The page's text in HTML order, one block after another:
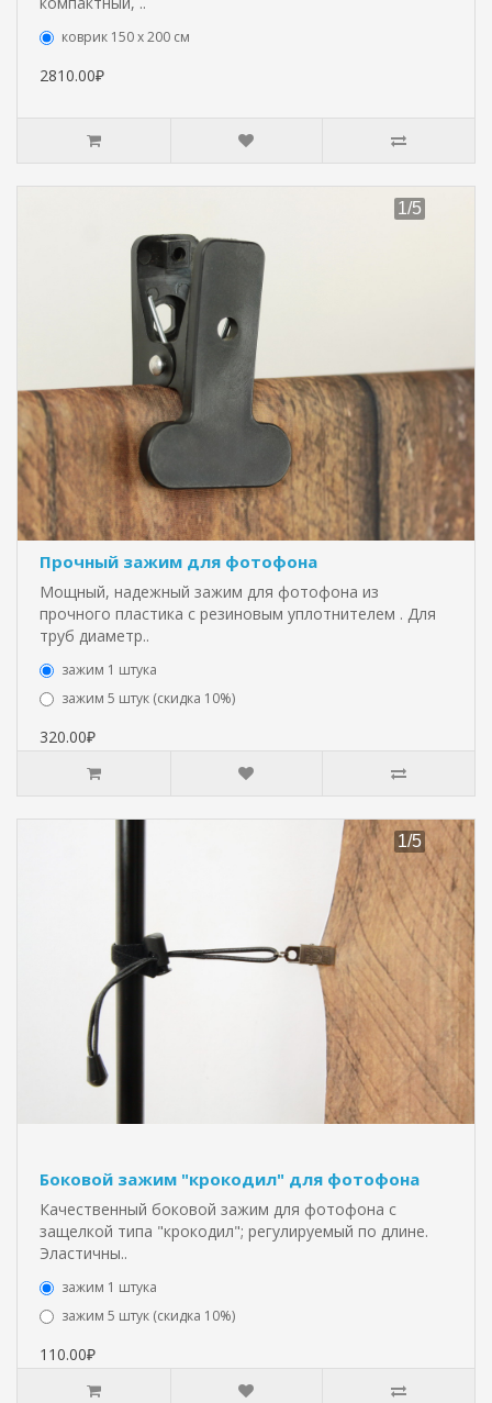
коврик 150 х 200 см
2810.00₽
Прочный зажим для фотофона
Мощный, надежный зажим для фотофона из
прочного пластика с резиновым уплотнителем . Для
труб диаметр..
зажим 1 штука
зажим 5 штук (скидка 10%)
320.00₽
Боковой зажим "крокодил" для фотофона
Качественный боковой зажим для фотофона с
защелкой типа "крокодил"; регулируемый по длине.
Эластичны..
зажим 1 штука
зажим 5 штук (скидка 10%)
110.00₽